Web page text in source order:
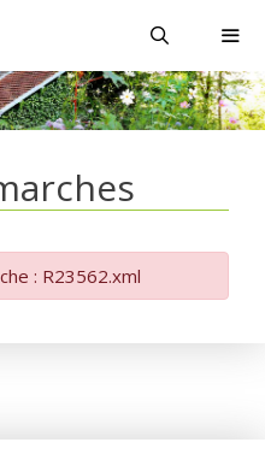
: R23562.xml